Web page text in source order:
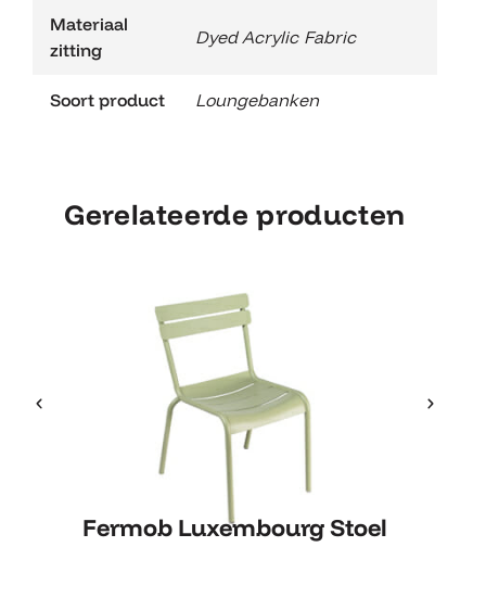
Materiaal
zitting
Dyed Acrylic Fabric
Soort product Loungebanken
Gerelateerde producten
Fermob Luxembourg Stoel
Fermob Luxembourg Stoel